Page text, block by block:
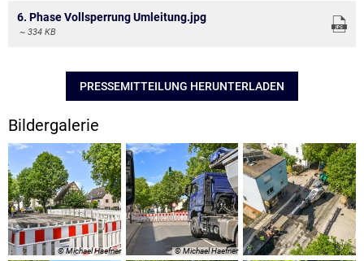
6. Phase Vollsperrung Umleitung.jpg
~ 334 KB
PRESSEMITTEILUNG HERUNTERLADEN
Bildergalerie
© Michael Haefner © Michael Haefner